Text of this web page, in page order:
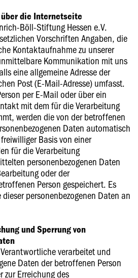
die Internetseite
Böll-Stiftung Hessen e.V.
Vorschriften Angaben, die
Kontaktaufnahme zu unserer
Kommunikation mit uns
eine allgemeine Adresse der
Post (E-Mail-Adresse) umfasst.
per E-Mail oder über ein
mit dem für die Verarbeitung
werden die von der betroffenen
Daten automatisch
Basis von einer
für die Verarbeitung
personenbezogenen Daten
oder der
Person gespeichert. Es
personenbezogenen Daten an
und Sperrung von
verarbeitet und
Daten der betroffenen Person
zur Erreichung des